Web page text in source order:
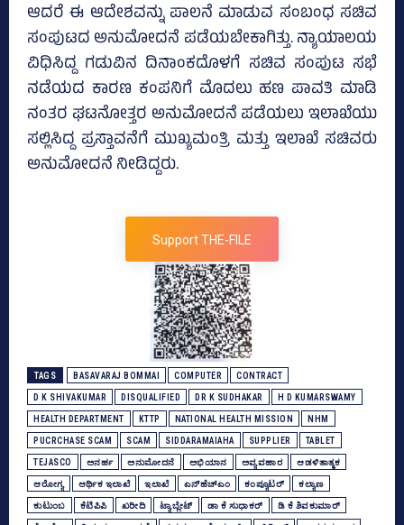
ಆದರೆ ಈ ಆದೇಶವನ್ನು ಪಾಲನೆ ಮಾಡುವ ಸಂಬಂಧ ಸಚಿವ
ಸಂಪುಟದ ಅನುಮೋದನೆ ಪಡೆಯಬೇಕಾಗಿತ್ತು. ನ್ಯಾಯಾಲಯ
ವಿಧಿಸಿದ್ದ ಗಡುವಿನ ದಿನಾಂಕದೊಳಗೆ ಸಚಿವ ಸಂಪುಟ ಸಭೆ
ನಡೆಯದ ಕಾರಣ ಕಂಪನಿಗೆ ಮೊದಲು ಹಣ ಪಾವತಿ ಮಾಡಿ
ನಂತರ ಘಟನೋತ್ತರ ಅನುಮೋದನೆ ಪಡೆಯಲು ಇಲಾಖೆಯು
ಸಲ್ಲಿಸಿದ್ದ ಪ್ರಸ್ತಾವನೆಗೆ ಮುಖ್ಯಮಂತ್ರಿ ಮತ್ತು ಇಲಾಖೆ ಸಚಿವರು
ಅನುಮೋದನೆ ನೀಡಿದ್ದರು.
Support THE-FILE
TAGS BASAVARAJ BOMMAI COMPUTER CONTRACT
D K SHIVAKUMAR DISQUALIFIED DR K SUDHAKAR H D KUMARSWAMY
HEALTH DEPARTMENT KTTP NATIONAL HEALTH MISSION NHM
PUCRCHASE SCAM SCAM SIDDARAMAIAHA SUPPLIER TABLET
TEJASCO ಅನರ್ಹ ಅನುಮೋದನೆ ಅಭಿಯಾನ ಅವ್ಯವಹಾರ ಆಡಳಿತಾತ್ಮಕ
ಆರೋಗ್ಯ ಆರ್ಥಿಕ ಇಲಾಖೆ ಇಲಾಖೆ ಎನ್‌ಹೆಚ್‌ಎಂ ಕಂಪ್ಯೂಟರ್‌ ಕಲ್ಯಾಣ
ಕುಟುಂಬ ಕೆಟಿಪಿಪಿ ಖರೀದಿ ಟ್ಯಾಬ್ಲೇಟ್‌ ಡಾ ಕೆ ಸುಧಾಕರ್‌ ಡಿ ಕೆ ಶಿವಕುಮಾರ್